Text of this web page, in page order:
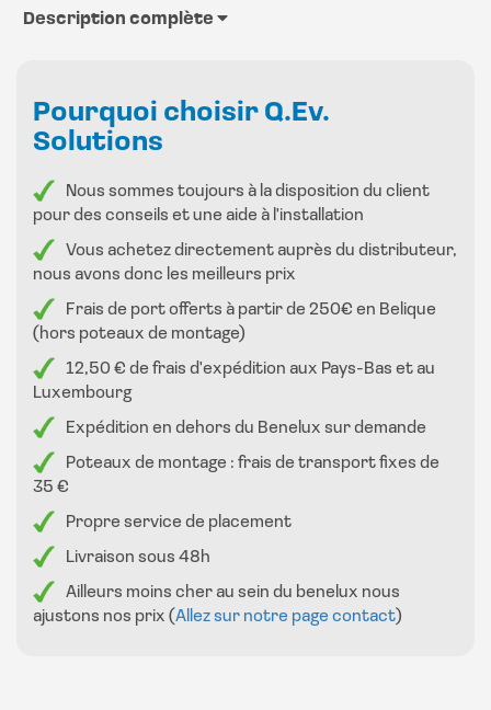
Description complète
Pourquoi choisir Q.Ev.
Solutions
Nous sommes toujours à la disposition du client
pour des conseils et une aide à l'installation
Vous achetez directement auprès du distributeur,
nous avons donc les meilleurs prix
Frais de port offerts à partir de 250€ en Belique
(hors poteaux de montage)
12,50 € de frais d'expédition aux Pays-Bas et au
Luxembourg
Expédition en dehors du Benelux sur demande
Poteaux de montage : frais de transport fixes de
35 €
Propre service de placement
Livraison sous 48h
Ailleurs moins cher au sein du benelux nous
ajustons nos prix (Allez sur notre page contact)